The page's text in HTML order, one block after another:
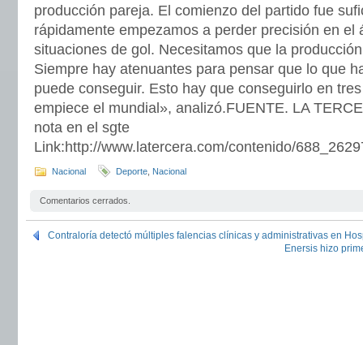
producción pareja. El comienzo del partido fue
rápidamente empezamos a perder precisión en el
situaciones de gol. Necesitamos que la
Siempre hay atenuantes para pensar que lo que
puede conseguir. Esto hay que conseguirlo en
empiece el mundial», analizó.FUENTE. LA
nota en el sgte
Link:http://www.latercera.com/contenido/
Nacional Deporte Nacional
Comentarios cerrados.
Contraloría detectó múltiples falencias clínicas y administrativas en
Enersis hizo